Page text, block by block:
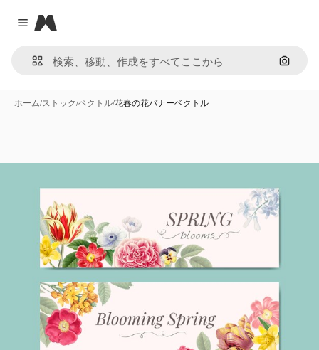
Close menu
Magnific
画像で
ホーム/ストック/ベクトル/花春の花バナーベクトル